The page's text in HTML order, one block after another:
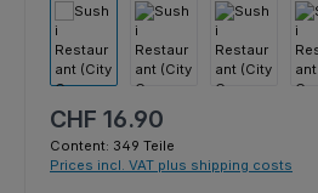
Regular price:
CHF 16.90
Content: 349 Teile
Prices incl. VAT plus shipping costs